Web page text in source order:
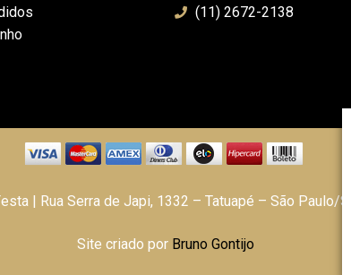
(11) 2672-2138
| Rua Serra de Japi, 1332 – Tatuapé – São Paulo/
Site criado por Bruno Gontijo